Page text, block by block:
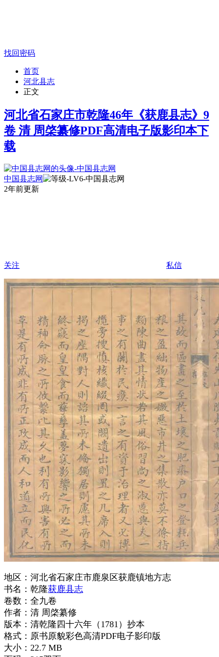
找回密码
首页
河北县志
正文
河北省石家庄市乾隆46年《获鹿县志》9
卷 清 周棨纂修PDF高清电子版影印本下
载
中国县志网
2年前更新
关注 私信
地区：河北省石家庄市鹿泉区获鹿镇地方志
书名：乾隆获鹿县志
卷数：全九卷
作者：清 周棨纂修
版本：清乾隆四十六年（1781）抄本
格式：原书原貌彩色高清PDF电子影印版
大小：22.7 MB